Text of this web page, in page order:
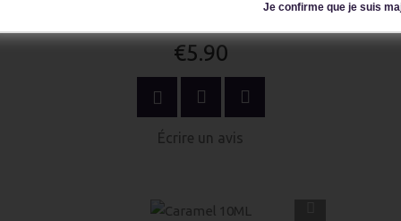
Je confirme que je suis
€5.90
Écrire un avis